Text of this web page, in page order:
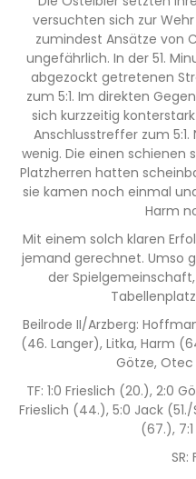
versuchten sich zur
zumindest Ansätze von
ungefährlich. In der 51.
abgezockt getretenen
zum 5:1. Im direkten
sich kurzzeitig
Anschlusstreffer zum
wenig. Die einen schienen
Platzherren hatten
sie kamen noch einmal
Harm
Mit einem solch klaren
jemand gerechnet. Umso
der
Beilrode II/Arzberg:
(46. Langer), Litka, Harm
Götze,
TF: 1:0 Frieslich (20.), 2:0
Frieslich (44.), 5:0 Jack
(67.),
SR: